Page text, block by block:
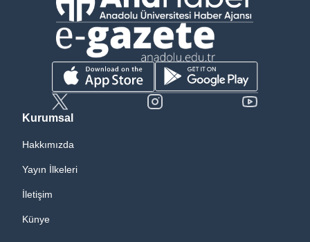
Kurumsal
Hakkımızda
Yayın İlkeleri
İletişim
Künye